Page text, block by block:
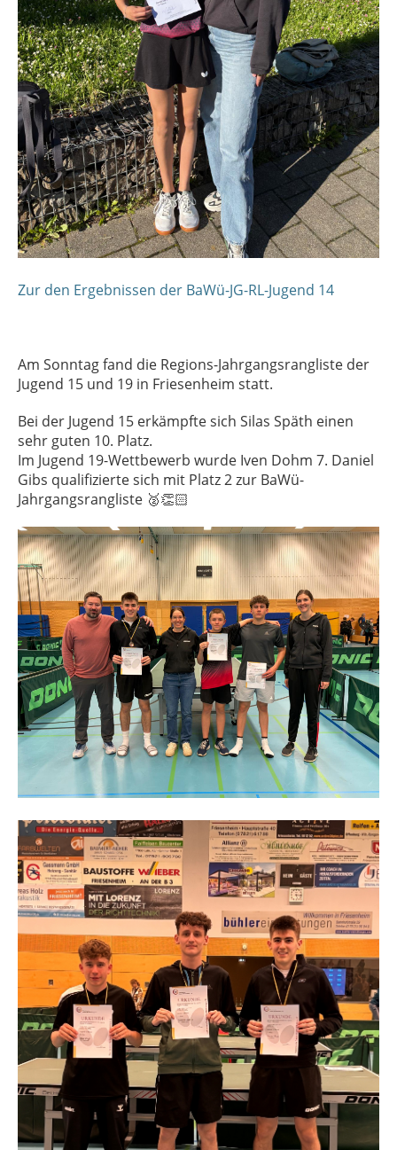
Zur den Ergebnissen der BaWü-JG-RL-Jugend 14
Am Sonntag fand die Regions-Jahrgangsrangliste der
Jugend 15 und 19 in Friesenheim statt.
Bei der Jugend 15 erkämpfte sich Silas Späth einen
sehr guten 10. Platz.
Im Jugend 19-Wettbewerb wurde Iven Dohm 7. Daniel
Gibs qualifizierte sich mit Platz 2 zur BaWü-
Jahrgangsrangliste 🥈👏🏻